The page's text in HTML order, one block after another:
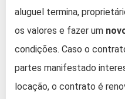
aluguel termina,
os valores e fazer um
condições. Caso o
partes manifestado
locação, o contrato é